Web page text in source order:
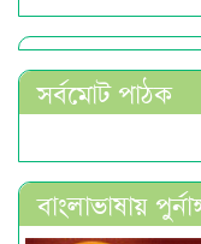
সর্বমোট পাঠক
বাংলাভাষায়